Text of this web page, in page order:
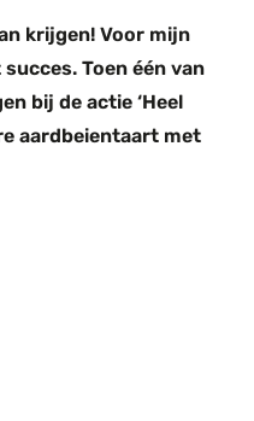
krijgen! Voor mijn
Toen één van
bij de actie ‘Heel
aardbeientaart met